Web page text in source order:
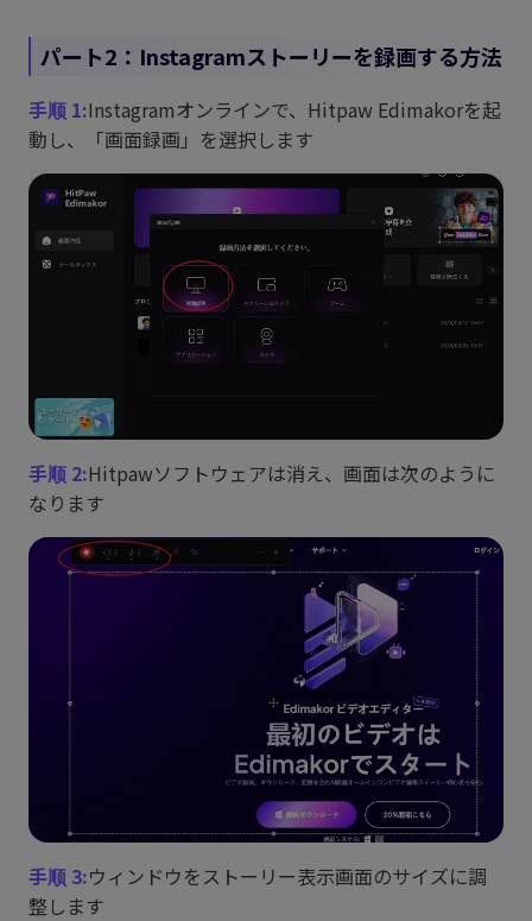
パート2：Instagramストーリーを録画する方法
手顺 1:Instagramオンラインで、Hitpaw Edimakorを起
動し、「画面録画」を選択します
手顺 2:Hitpawソフトウェアは消え、画面は次のように
なります
手顺 3:ウィンドウをストーリー表示画面のサイズに調
整します